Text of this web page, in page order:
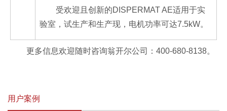
受欢迎且创新的DISPERMAT AE适用于实
验室，试生产和生产现，电机功率可达7.5kW。
更多信息欢迎随时咨询翁开尔公司：400-680-8138。
用户案例